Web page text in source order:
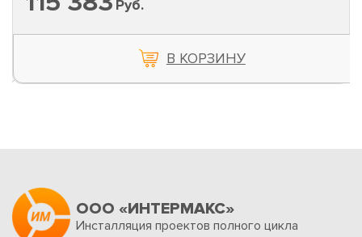
Руб.
В КОРЗИНУ
ООО «ИНТЕРМАКС»
Инсталляция проектов полного цикла